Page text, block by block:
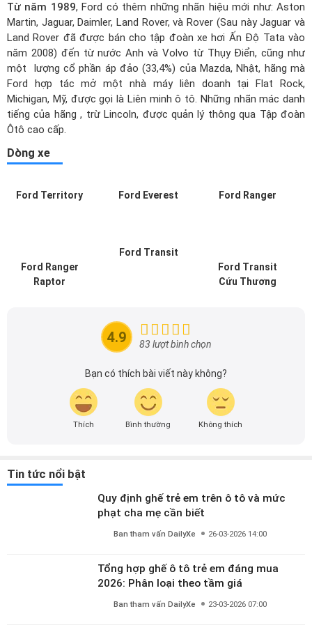
Từ năm 1989, Ford có thêm những nhãn hiệu mới như: Aston
Martin, Jaguar, Daimler, Land Rover, và Rover (Sau này Jaguar và
Land Rover đã được bán cho tập đoàn xe hơi Ấn Độ Tata vào
năm 2008) đến từ nước Anh và Volvo từ Thụy Điển, cũng như
một lượng cổ phần áp đảo (33,4%) của Mazda, Nhật, hãng mà
Ford hợp tác mở một nhà máy liên doanh tại Flat Rock,
Michigan, Mỹ, được gọi là Liên minh ô tô. Những nhãn mác danh
tiếng của hãng , trừ Lincoln, được quản lý thông qua Tập đoàn
Ôtô cao cấp.
Dòng xe
Ford Territory Ford Everest Ford Ranger
Ford Ranger
Raptor
Ford Transit
Ford Transit
Cứu Thương
4.9 83 lượt bình chọn
Bạn có thích bài viết này không?
Thích Bình thường Không thích
Tin tức nổi bật
Quy định ghế trẻ em trên ô tô và mức
phạt cha mẹ cần biết
Ban tham vấn DailyXe 26-03-2026 14:00
Tổng hợp ghế ô tô trẻ em đáng mua
2026: Phân loại theo tầm giá
Ban tham vấn DailyXe 23-03-2026 07:00